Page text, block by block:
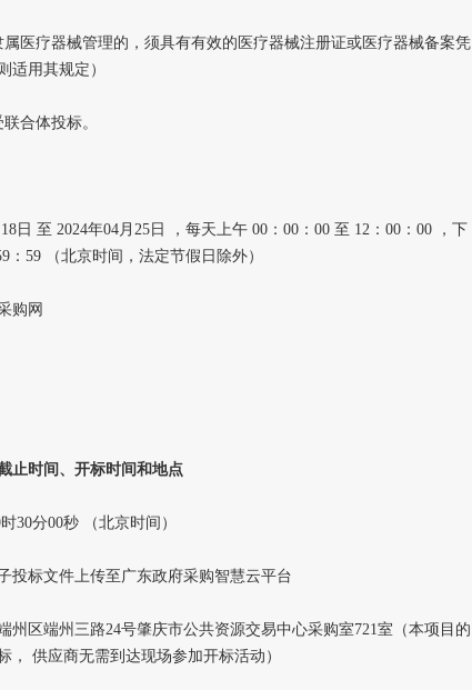
疗器械管理的，须具有有效的医疗器械注册证或医疗器械备案凭
适用其规定）
合体投标。
至 2024年04月25日 ，每天上午 00：00：00 至 12：00：00 ，下
：59 （北京时间，法定节假日除外）
购网
时间、开标时间和地点
分00秒 （北京时间）
标文件上传至广东政府采购智慧云平台
区端州三路24号肇庆市公共资源交易中心采购室721室（本项目的
， 供应商无需到达现场参加开标活动）